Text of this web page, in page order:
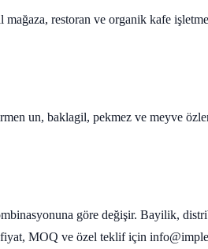
restoran ve organik kafe
un, baklagil, pekmez ve meyve
göre değişir. Bayilik,
fiyat, MOQ ve özel teklif için